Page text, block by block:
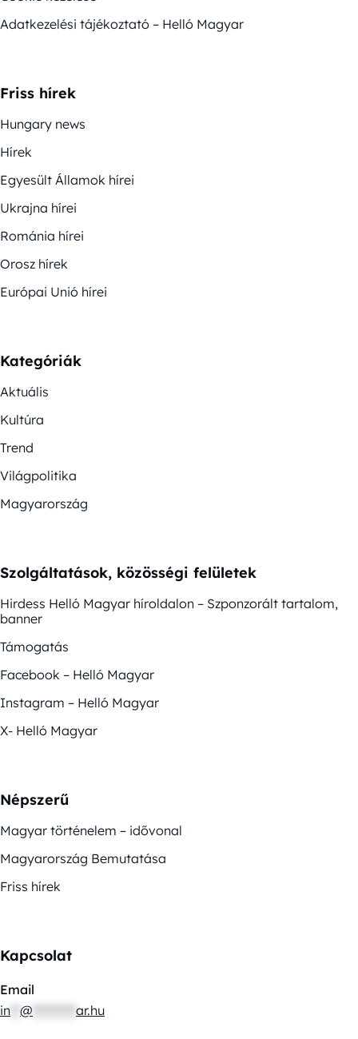
Adatkezelési tájékoztató – Helló Magyar
Friss hírek
Hungary news
Hírek
Egyesült Államok hírei
Ukrajna hírei
Románia hírei
Orosz hírek
Európai Unió hírei
Kategóriák
Aktuális
Kultúra
Trend
Világpolitika
Magyarország
Szolgáltatások, közösségi felületek
Hirdess Helló Magyar híroldalon – Szponzorált tartalom,
banner
Támogatás
Facebook – Helló Magyar
Instagram – Helló Magyar
X- Helló Magyar
Népszerű
Magyar történelem – idővonal
Magyarország Bemutatása
Friss hírek
Kapcsolat
Email
in @ ar.hu